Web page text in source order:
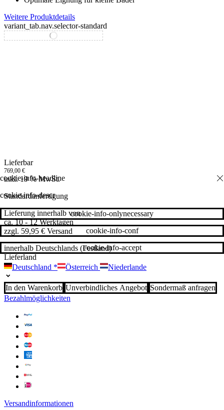
Weitere Produktdetails
variant_tab.nav.selector-standard
variant_tab.nav.selector-special
Lieferbar
769,00 €
inkl. 19 % MwSt.
Standardanfertigung
Lieferung innerhalb von
ca. 10 - 12 Werktagen
zzgl. 59,95 € Versand
innerhalb Deutschlands (Festland)
Lieferland
Deutschland * Österreich Niederlande
In den Warenkorb Unverbindliches Angebot Sondermaß anfragen
Bezahlmöglichkeiten
Versandinformationen
cookie-info-descr
cookie-info-accept
cookie-info-conf
cookie-info-onlynecessary